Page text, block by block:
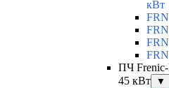
кВт
ПЧ
45 кВт
▼